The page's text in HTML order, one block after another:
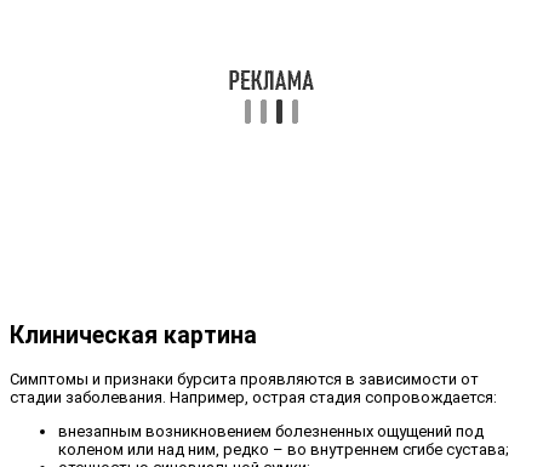
Клиническая картина
Симптомы и признаки бурсита проявляются в зависимости от
стадии заболевания. Например, острая стадия сопровождается:
внезапным возникновением болезненных ощущений под
коленом или над ним, редко – во внутреннем сгибе сустава;